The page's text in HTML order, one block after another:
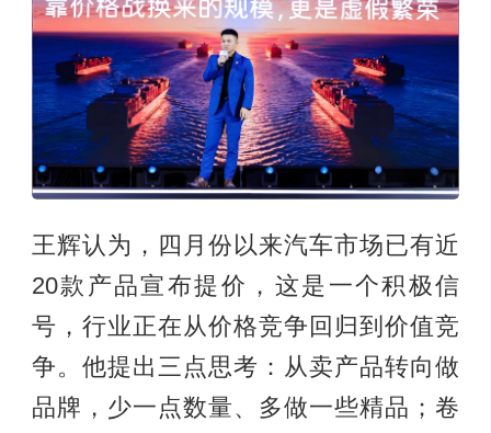
王辉认为，四月份以来汽车市场已有近
20款产品宣布提价，这是一个积极信
号，行业正在从价格竞争回归到价值竞
争。他提出三点思考：从卖产品转向做
品牌，少一点数量、多做一些精品；卷